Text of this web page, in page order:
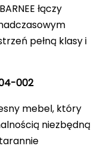
łączy
pełną klasy i
04-002
mebel, który
niezbędną